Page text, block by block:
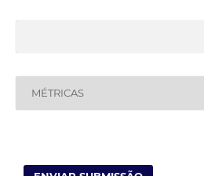
MÉTRICAS